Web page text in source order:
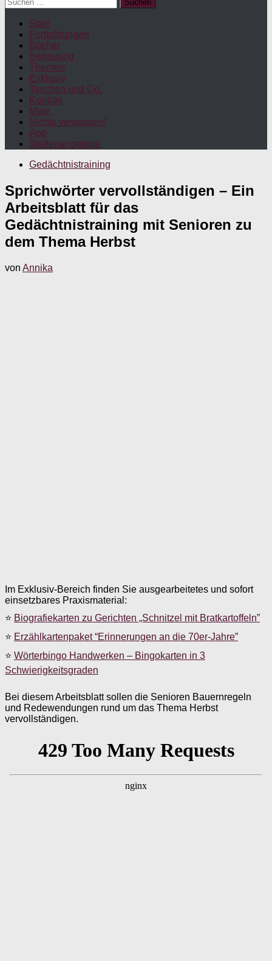
nach:
Start
Fortbildungen
Bücher
Betreuung
Themen
Exklusiv
Taschen und Co.
Kontakt
Maw
Nichts verpassen!
App
Stellenangebote
Gedächtnistraining
Sprichwörter vervollständigen – Ein
Arbeitsblatt für das
Gedächtnistraining mit Senioren zu
dem Thema Herbst
von Annika
Im Exklusiv-Bereich finden Sie ausgearbeitetes und sofort
einsetzbares Praxismaterial:
⭐ Biografiekarten zu Gerichten „Schnitzel mit Bratkartoffeln”
⭐ Erzählkartenpaket “Erinnerungen an die 70er-Jahre”
⭐ Wörterbingo Handwerken – Bingokarten in 3
Schwierigkeitsgraden
Bei diesem Arbeitsblatt sollen die Senioren Bauernregeln
und Redewendungen rund um das Thema Herbst
vervollständigen.